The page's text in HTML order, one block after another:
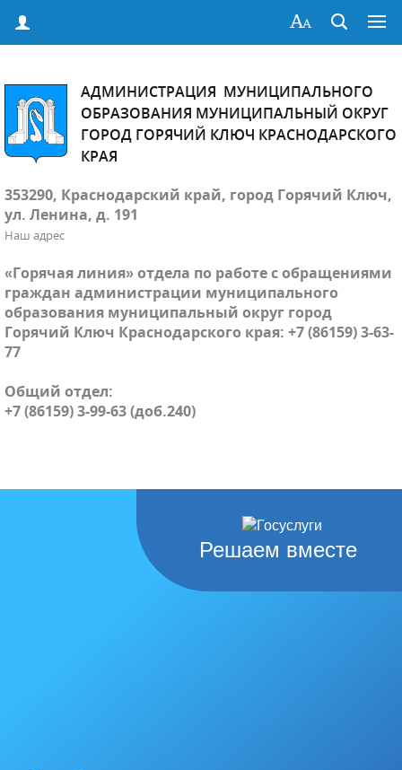
АДМИНИСТРАЦИЯ МУНИЦИПАЛЬНОГО
ОБРАЗОВАНИЯ МУНИЦИПАЛЬНЫЙ ОКРУГ
ГОРОД ГОРЯЧИЙ КЛЮЧ КРАСНОДАРСКОГО
КРАЯ
353290, Краснодарский край, город Горячий Ключ,
ул. Ленина, д. 191
Наш адрес
«Горячая линия» отдела по работе с обращениями
граждан администрации муниципального
образования муниципальный округ город
Горячий Ключ Краснодарского края: +7 (86159) 3-63-
77
Общий отдел:
+7 (86159) 3-99-63 (доб.240)
Решаем вместе